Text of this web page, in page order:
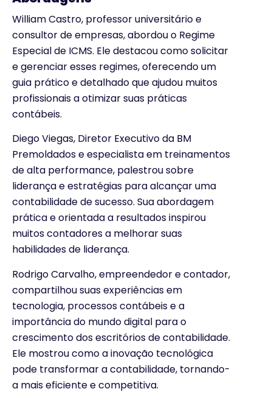
William Castro, professor universitário e
consultor de empresas, abordou o Regime
Especial de ICMS. Ele destacou como solicitar
e gerenciar esses regimes, oferecendo um
guia prático e detalhado que ajudou muitos
profissionais a otimizar suas práticas
contábeis.
Diego Viegas, Diretor Executivo da BM
Premoldados e especialista em treinamentos
de alta performance, palestrou sobre
liderança e estratégias para alcançar uma
contabilidade de sucesso. Sua abordagem
prática e orientada a resultados inspirou
muitos contadores a melhorar suas
habilidades de liderança.
Rodrigo Carvalho, empreendedor e contador,
compartilhou suas experiências em
tecnologia, processos contábeis e a
importância do mundo digital para o
crescimento dos escritórios de contabilidade.
Ele mostrou como a inovação tecnológica
pode transformar a contabilidade, tornando-
a mais eficiente e competitiva.